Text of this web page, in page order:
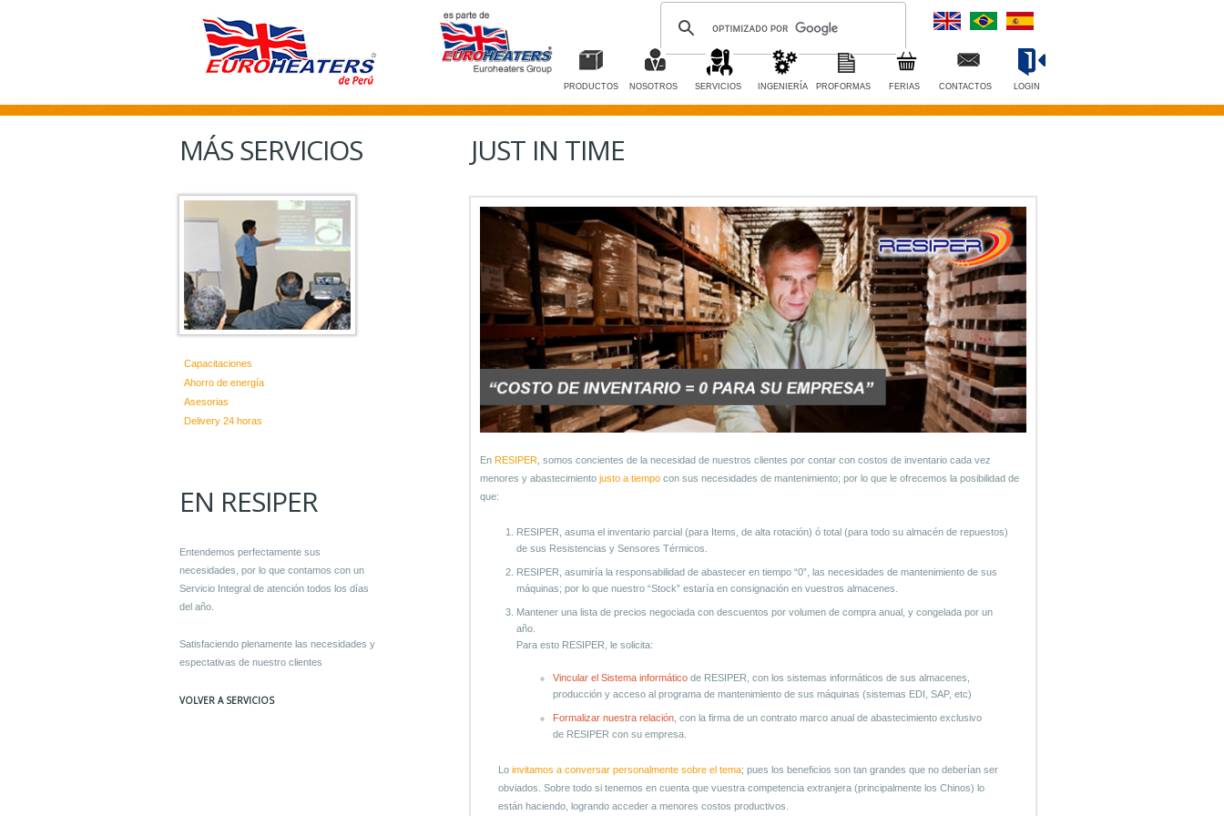
PRODUCTOS NOSOTROS SERVICIOS INGENIERÍA PROFORMAS FERIAS CONTACTOS LOGIN
MÁS SERVICIOS
Capacitaciones
Ahorro de energía
Asesorias
Delivery 24 horas
EN RESIPER
Entendemos perfectamente sus
necesidades, por lo que contamos con un
Servicio Integral de atención todos los días
del año.
Satisfaciendo plenamente las necesidades y
espectativas de nuestro clientes
VOLVER A SERVICIOS
JUST IN TIME
En RESIPER , somos concientes de la necesidad de nuestros clientes por contar con costos de inventario cada vez
menores y abastecimiento justo a tiempo con sus necesidades de mantenimiento; por lo que le ofrecemos la posibilidad de
que:
RESIPER, asuma el inventario parcial (para Items, de alta rotación) ó total (para todo su almacén de repuestos)
de sus Resistencias y Sensores Térmicos.
RESIPER, asumiría la responsabilidad de abastecer en tiempo “0”, las necesidades de mantenimiento de sus
máquinas; por lo que nuestro “Stock” estaría en consignación en vuestros almacenes.
Mantener una lista de precios negociada con descuentos por volumen de compra anual, y congelada por un
año.
Para esto RESIPER, le solicita:
Vincular el Sistema informático de RESIPER, con los sistemas informáticos de sus almacenes,
producción y acceso al programa de mantenimiento de sus máquinas (sistemas EDI, SAP, etc)
Formalizar nuestra relación , con la firma de un contrato marco anual de abastecimiento exclusivo
de RESIPER con su empresa.
Lo invitamos a conversar personalmente sobre el tema; pues los beneficios son tan grandes que no deberían ser
obviados. Sobre todo si tenemos en cuenta que vuestra competencia extranjera (principalmente los Chinos) lo
están haciendo, logrando acceder a menores costos productivos.